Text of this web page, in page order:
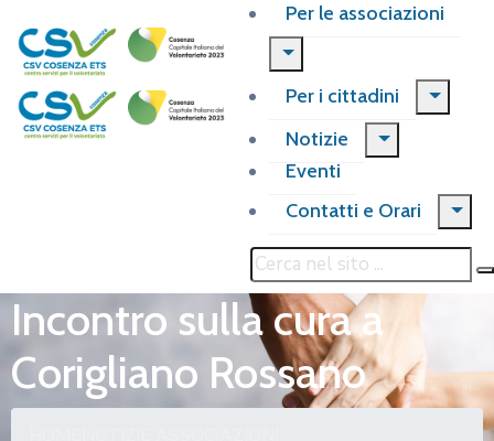
Per le associazioni
Per i cittadini
Notizie
Eventi
Contatti e Orari
Incontro sulla cura a
Corigliano Rossano